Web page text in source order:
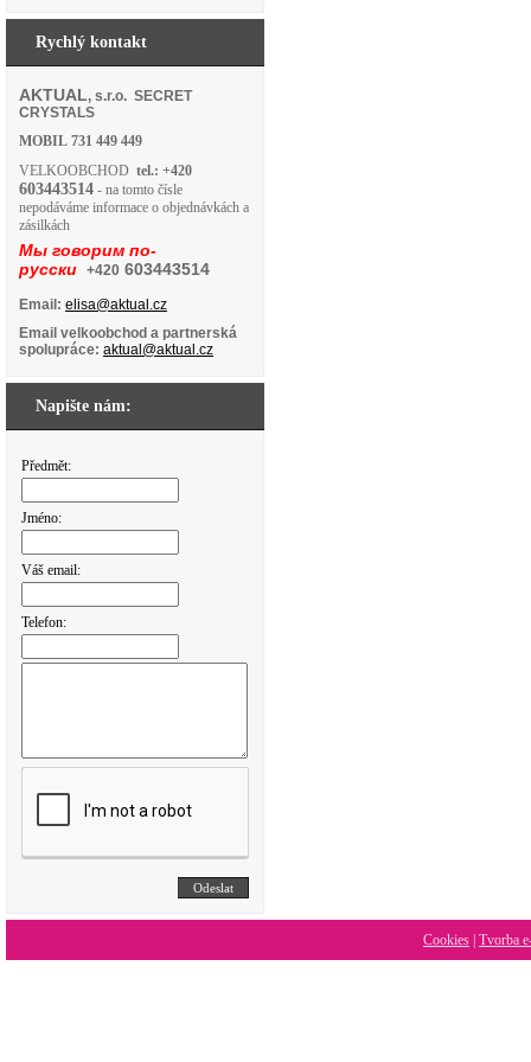
Rychlý kontakt
AKTUAL, s.r.o. SECRET
CRYSTALS
MOBIL 731 449 449
VELKOOBCHOD tel.: +420
603443514 - na tomto čísle
nepodáváme informace o objednávkách a
zásilkách
Мы говорим по-
русски +420 603443514
Email: elisa@aktual.cz
Email velkoobchod a partnerská
spolupráce: aktual@aktual.cz
Napište nám:
Předmět:
Jméno:
Váš email:
Telefon:
Cookies Tvorba